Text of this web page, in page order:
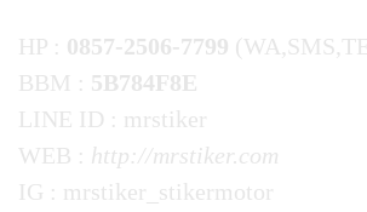
HP : 0857-2506-7799
BBM : 5B784F8E
LINE ID : mrstiker
WEB : http://mrstiker.com
IG : mrstiker_stikermotor